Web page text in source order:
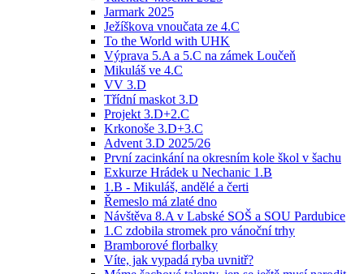
Jarmark 2025
Ježíškova vnoučata ze 4.C
To the World with UHK
Výprava 5.A a 5.C na zámek Loučeň
Mikuláš ve 4.C
VV 3.D
Třídní maskot 3.D
Projekt 3.D+2.C
Krkonoše 3.D+3.C
Advent 3.D 2025/26
První zacinkání na okresním kole škol v šachu
Exkurze Hrádek u Nechanic 1.B
1.B - Mikuláš, andělé a čerti
Řemeslo má zlaté dno
Návštěva 8.A v Labské SOŠ a SOU Pardubice
1.C zdobila stromek pro vánoční trhy
Bramborové florbalky
Víte, jak vypadá ryba uvnitř?